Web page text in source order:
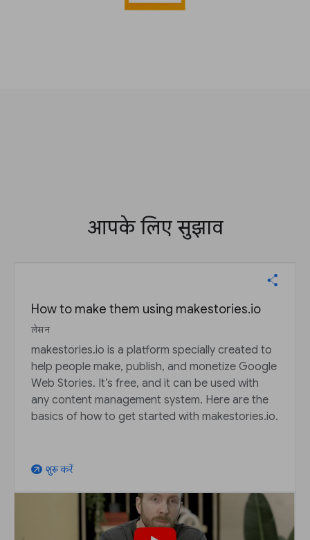
आपके लिए सुझाव
How to make them using makestories.io
लेसन
makestories.io is a platform specially created to
help people make, publish, and monetize Google
Web Stories. It’s free, and it can be used with
any content management system. Here are the
basics of how to get started with makestories.io.
arrow_outward शुरू करें